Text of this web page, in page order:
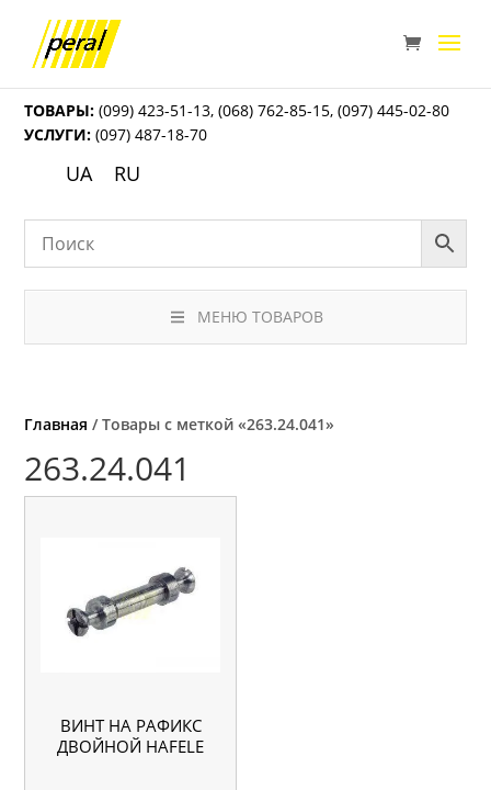
ТОВАРЫ: (099) 423-51-13,(068) 762-85-15,(097) 445-02-80
УСЛУГИ: (097) 487-18-70
UA RU
МЕНЮ ТОВАРОВ
Главная / Товары с меткой «263.24.041»
263.24.041
ВИНТ НА РАФИКС
ДВОЙНОЙ HAFELE